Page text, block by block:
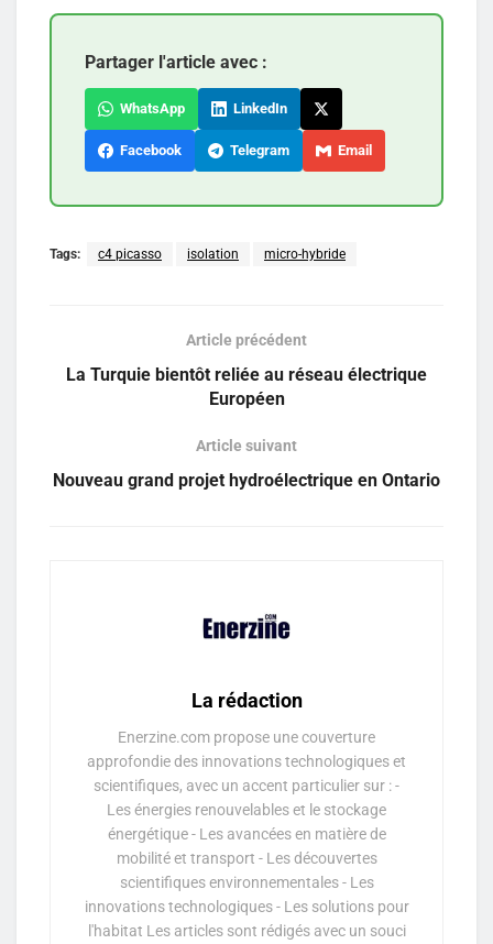
Partager l'article avec :
WhatsApp LinkedIn
Facebook Telegram Email
Tags: c4 picasso isolation micro-hybride
Article précédent
La Turquie bientôt reliée au réseau électrique
Européen
Article suivant
Nouveau grand projet hydroélectrique en Ontario
La rédaction
Enerzine.com propose une couverture
approfondie des innovations technologiques et
scientifiques, avec un accent particulier sur : -
Les énergies renouvelables et le stockage
énergétique - Les avancées en matière de
mobilité et transport - Les découvertes
scientifiques environnementales - Les
innovations technologiques - Les solutions pour
l'habitat Les articles sont rédigés avec un souci